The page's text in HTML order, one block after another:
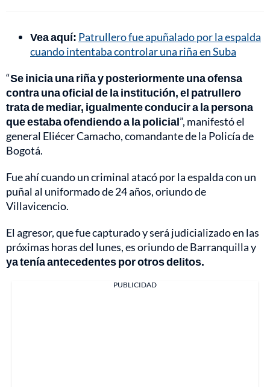
Vea aquí: Patrullero fue apuñalado por la espalda
cuando intentaba controlar una riña en Suba
“Se inicia una riña y posteriormente una ofensa
contra una oficial de la institución, el patrullero
trata de mediar, igualmente conducir a la persona
que estaba ofendiendo a la policial”, manifestó el
general Eliécer Camacho, comandante de la Policía de
Bogotá.
Fue ahí cuando un criminal atacó por la espalda con un
puñal al uniformado de 24 años, oriundo de
Villavicencio.
El agresor, que fue capturado y será judicializado en las
próximas horas del lunes, es oriundo de Barranquilla y
ya tenía antecedentes por otros delitos.
PUBLICIDAD